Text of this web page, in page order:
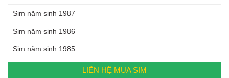
Sim năm sinh 1987
Sim năm sinh 1986
Sim năm sinh 1985
LIÊN HỆ MUA SIM